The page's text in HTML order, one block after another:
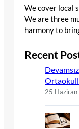
We cover local
We are three
harmony to
Recent
25